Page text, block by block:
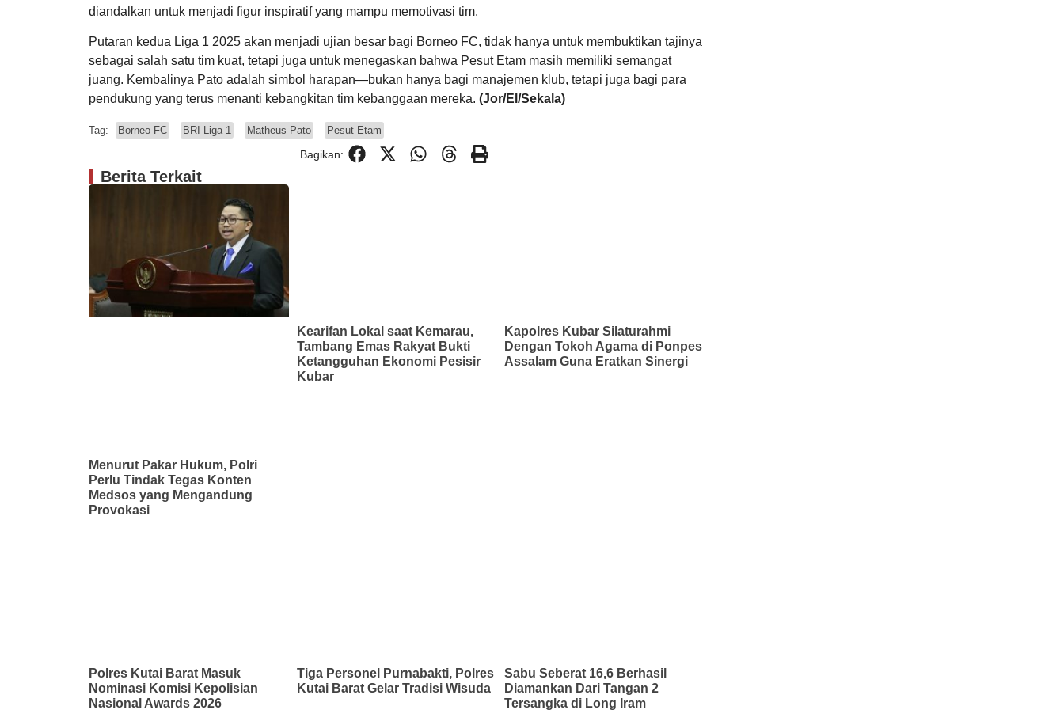
diandalkan untuk menjadi figur inspiratif yang mampu memotivasi tim.
Putaran kedua Liga 1 2025 akan menjadi ujian besar bagi Borneo FC, tidak hanya untuk membuktikan tajinya
sebagai salah satu tim kuat, tetapi juga untuk menegaskan bahwa Pesut Etam masih memiliki semangat
juang. Kembalinya Pato adalah simbol harapan—bukan hanya bagi manajemen klub, tetapi juga bagi para
pendukung yang terus menanti kebangkitan tim kebanggaan mereka. (Jor/El/Sekala)
Tag: Borneo FC BRI Liga 1 Matheus Pato Pesut Etam
Bagikan:
Berita Terkait
Menurut Pakar Hukum, Polri
Perlu Tindak Tegas Konten
Medsos yang Mengandung
Provokasi
Kearifan Lokal saat Kemarau,
Tambang Emas Rakyat Bukti
Ketangguhan Ekonomi Pesisir
Kubar
Kapolres Kubar Silaturahmi
Dengan Tokoh Agama di Ponpes
Assalam Guna Eratkan Sinergi
Polres Kutai Barat Masuk
Nominasi Komisi Kepolisian
Nasional Awards 2026
Tiga Personel Purnabakti, Polres
Kutai Barat Gelar Tradisi Wisuda
Sabu Seberat 16,6 Berhasil
Diamankan Dari Tangan 2
Tersangka di Long Iram